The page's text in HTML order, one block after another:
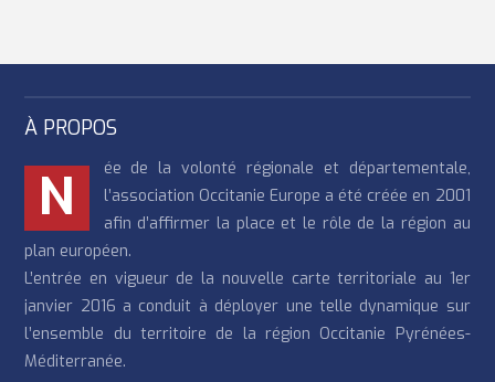
À PROPOS
N
ée de la volonté régionale et départementale,
l’association Occitanie Europe a été créée en 2001
afin d’affirmer la place et le rôle de la région au
plan européen.
L’entrée en vigueur de la nouvelle carte territoriale au 1er
janvier 2016 a conduit à déployer une telle dynamique sur
l’ensemble du territoire de la région Occitanie Pyrénées-
Méditerranée.